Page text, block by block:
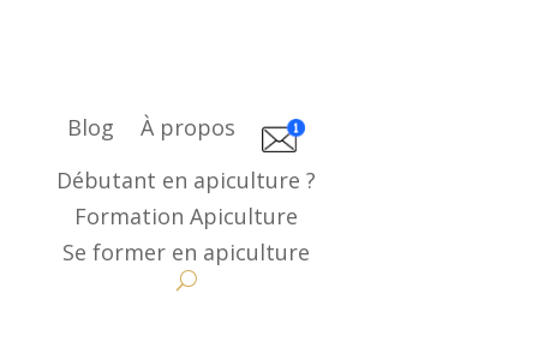
Blog
À propos
Débutant en apiculture ?
Formation Apiculture
Se former en apiculture